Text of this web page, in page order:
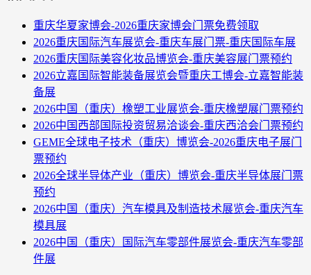
重庆华夏家博会-2026重庆家博会门票免费领取
2026重庆国际汽车展览会-重庆车展门票-重庆国际车展
2026重庆国际美容化妆品博览会-重庆美容展门票预约
2026立嘉国际智能装备展览会暨重庆工博会-立嘉智能装
备展
2026中国（重庆）橡塑工业展览会-重庆橡塑展门票预约
2026中国西部国际投资贸易洽谈会-重庆西洽会门票预约
GEME全球电子技术（重庆）博览会-2026重庆电子展门
票预约
2026全球半导体产业（重庆）博览会-重庆半导体展门票
预约
2026中国（重庆）汽车模具及制造技术展览会-重庆汽车
模具展
2026中国（重庆）国际汽车零部件展览会-重庆汽车零部
件展